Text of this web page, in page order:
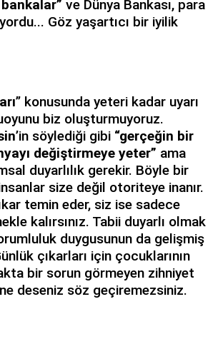
ve Dünya Bankası, para
Göz yaşartıcı bir iyilik
” konusunda yeteri kadar uyarı
biz oluşturmuyoruz.
’in söylediği gibi “gerçeğin bir
değiştirmeye yeter” ama
duyarlılık gerekir. Böyle bir
size değil otoriteye inanır.
temin eder, siz ise sadece
kalırsınız. Tabii duyarlı olmak
duygusunun da gelişmiş
çıkarları için çocuklarının
bir sorun görmeyen zihniyet
deseniz söz geçiremezsiniz.